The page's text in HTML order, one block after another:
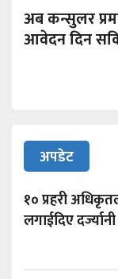
अब कन्सुलर
आवेदन दिन
अपडेट
१० प्रहरी
लगाईदिए दर्ज्यानी